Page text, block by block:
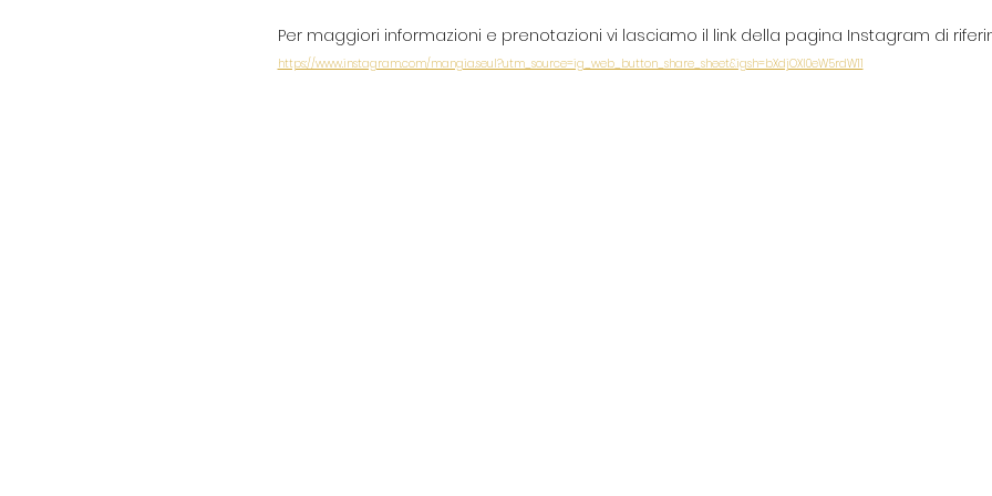
Per maggiori informazioni e prenotazioni vi lasciamo il link della pagina Instagram di
https://www.instagram.com/mangia.seul?utm_source=ig_web_button_share_sheet&igsh=bXdjOXI0eW5rdW11